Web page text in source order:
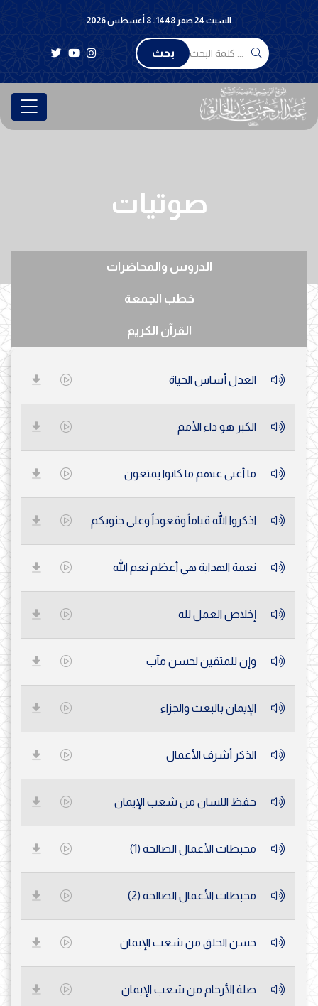
السبت 24 صفر 1448 . 8 أغسطس 2026
بحث
صوتيات
الدروس والمحاضرات
خطب الجمعة
القرآن الكريم
العدل أساس الحياة
الكبر هو داء الأمم
ما أغنى عنهم ما كانوا يمتعون
اذكروا الله قياماً وقعوداً وعلى جنوبكم
نعمة الهداية هي أعظم نعم الله
إخلاص العمل لله
وإن للمتقين لحسن مآب
الإيمان بالبعث والجزاء
الذكر أشرف الأعمال
حفظ اللسان من شعب الإيمان
محبطات الأعمال الصالحة (1)
محبطات الأعمال الصالحة (2)
حسن الخلق من شعب الإيمان
صلة الأرحام من شعب الإيمان